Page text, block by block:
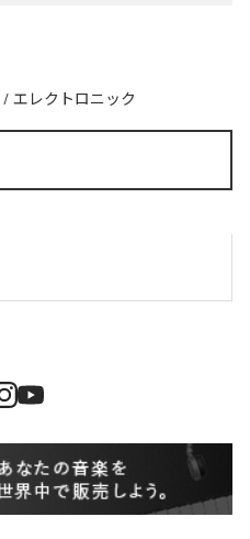
/ エレクトロニック